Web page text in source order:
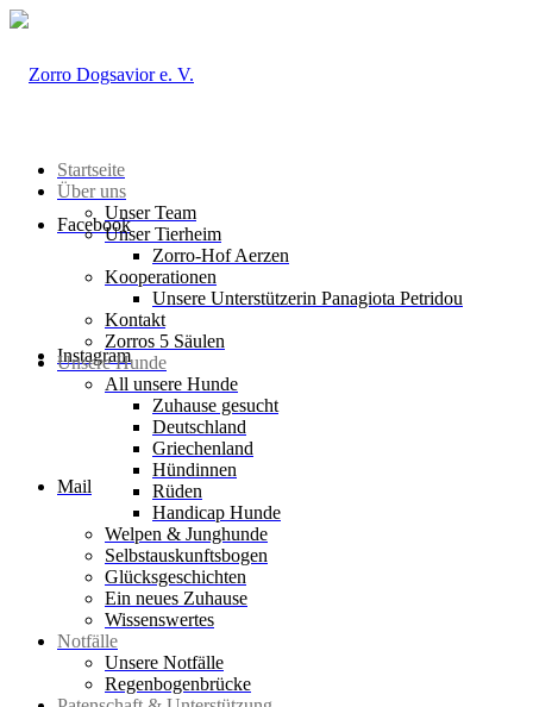
Facebook
Instagram
Mail
Startseite
Über uns
Unser Team
Unser Tierheim
Zorro-Hof Aerzen
Kooperationen
Unsere Unterstützerin Panagiota Petridou
Kontakt
Zorros 5 Säulen
Unsere Hunde
All unsere Hunde
Zuhause gesucht
Deutschland
Griechenland
Hündinnen
Rüden
Handicap Hunde
Welpen & Junghunde
Selbstauskunftsbogen
Glücksgeschichten
Ein neues Zuhause
Wissenswertes
Notfälle
Unsere Notfälle
Regenbogenbrücke